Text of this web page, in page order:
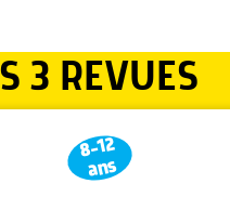
3 REVUES
8-12
ans